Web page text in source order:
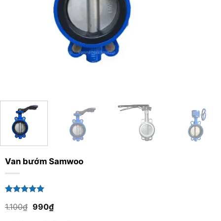
Van bướm Samwoo
dựa trên
1.100₫ Giá
990₫Giá
hiện